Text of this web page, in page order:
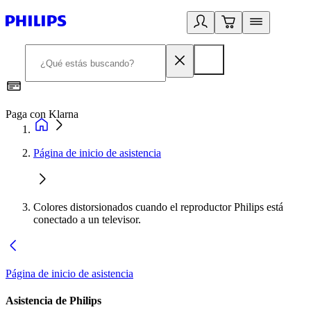
Paga con Klarna
Página de inicio de asistencia
Colores distorsionados cuando el reproductor Philips está
conectado a un televisor.
Página de inicio de asistencia
Asistencia de Philips